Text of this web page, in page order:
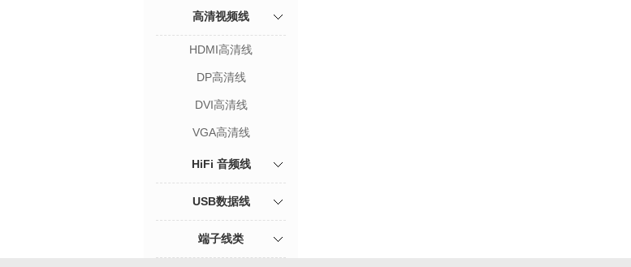
高清视频线
HDMI高清线
DP高清线
DVI高清线
VGA高清线
HiFi 音频线
USB数据线
端子线类